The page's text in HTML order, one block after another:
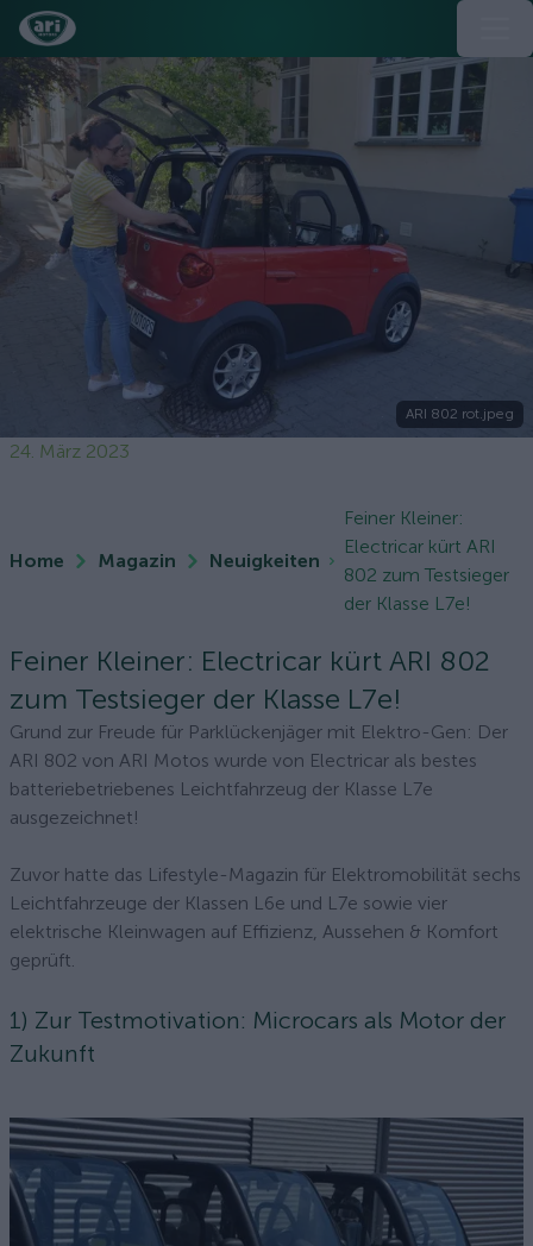
ARI 802 rot.jpeg
24. März 2023
Home Magazin Neuigkeiten
Feiner Kleiner:
Electricar kürt ARI
802 zum Testsieger
der Klasse L7e!
Feiner Kleiner: Electricar kürt ARI 802
zum Testsieger der Klasse L7e!
Grund zur Freude für Parklückenjäger mit Elektro-Gen: Der
ARI 802 von ARI Motos wurde von Electricar als bestes
batteriebetriebenes Leichtfahrzeug der Klasse L7e
ausgezeichnet!
Zuvor hatte das Lifestyle-Magazin für Elektromobilität sechs
Leichtfahrzeuge der Klassen L6e und L7e sowie vier
elektrische Kleinwagen auf Effizienz, Aussehen & Komfort
geprüft.
1) Zur Testmotivation: Microcars als Motor der
Zukunft